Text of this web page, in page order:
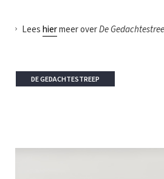
Leeshiermeer overDe
DE GEDACHTESTREEP